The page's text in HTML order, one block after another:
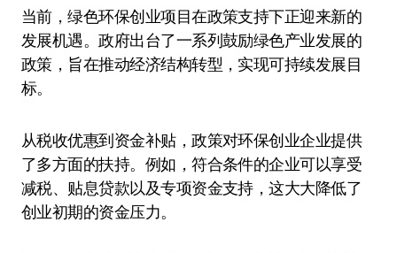
当前，绿色环保创业项目在政策支持下正迎来新的
发展机遇。政府出台了一系列鼓励绿色产业发展的
政策，旨在推动经济结构转型，实现可持续发展目
标。
从税收优惠到资金补贴，政策对环保创业企业提供
了多方面的扶持。例如，符合条件的企业可以享受
减税、贴息贷款以及专项资金支持，这大大降低了
创业初期的资金压力。